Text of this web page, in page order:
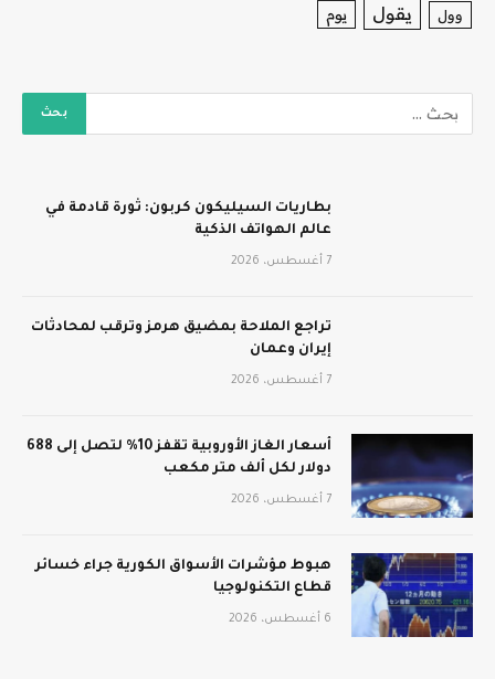
وول يقول يوم
بطاريات السيليكون كربون: ثورة قادمة في
عالم الهواتف الذكية
7 أغسطس، 2026
تراجع الملاحة بمضيق هرمز وترقب لمحادثات
إيران وعمان
7 أغسطس، 2026
أسعار الغاز الأوروبية تقفز 10% لتصل إلى 688
دولار لكل ألف متر مكعب
7 أغسطس، 2026
هبوط مؤشرات الأسواق الكورية جراء خسائر
قطاع التكنولوجيا
6 أغسطس، 2026